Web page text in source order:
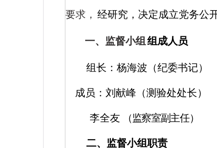
要求， 经研究，决定成立党务公
一、监督小组组成人员
组长：杨海波（纪委书记）
成员：刘献峰（测验处处长）
李全友 （监察室副主任）
二、监督小组职责